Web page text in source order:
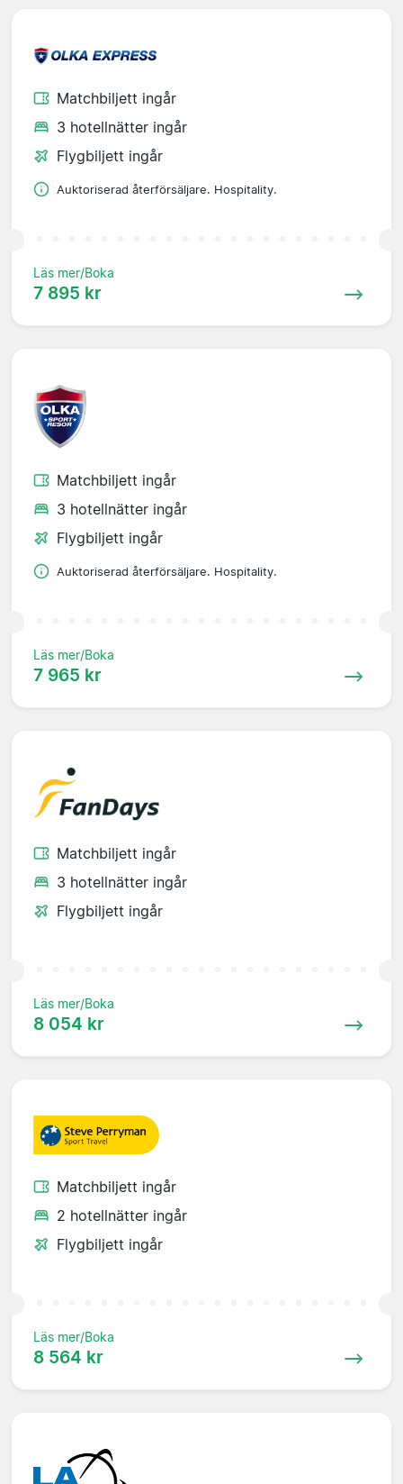
Matchbiljett ingår
3 hotellnätter ingår
Flygbiljett ingår
Auktoriserad återförsäljare. Hospitality.
Läs mer/Boka
7 895 kr
Matchbiljett ingår
3 hotellnätter ingår
Flygbiljett ingår
Auktoriserad återförsäljare. Hospitality.
Läs mer/Boka
7 965 kr
Matchbiljett ingår
3 hotellnätter ingår
Flygbiljett ingår
Läs mer/Boka
8 054 kr
Matchbiljett ingår
2 hotellnätter ingår
Flygbiljett ingår
Läs mer/Boka
8 564 kr